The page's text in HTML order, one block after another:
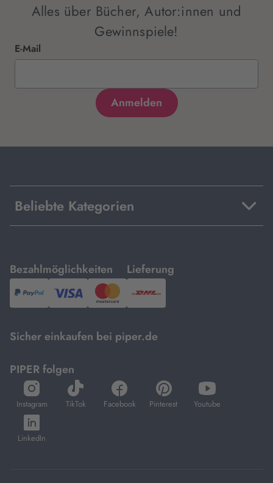
Alles über Bücher, Autor:innen und
Gewinnspiele!
E-Mail
Beliebte Kategorien
Bezahlmöglichkeiten
mit
PayPal,Visa
und
Lieferung
mit
DHL.
Sicher einkaufen bei piper.de
PIPER folgen
Instagram
öffnet
in
neuem
Tab
TikTok
öffnet
in
Facebook
öffnet
in
Pinterest
öffnet
in
Youtube
öffnet
in
LinkedIn
öffnet
in